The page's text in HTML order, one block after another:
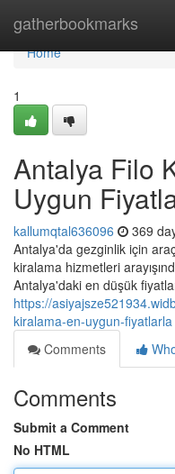
gatherbookmarks
Home
Home
1
Antalya Filo
Uygun
kallumqtal636096 369
Antalya'da gezginlik için
kiralama hizmetleri
Antalya'daki en düşük
https://
kiralama-en-uygun-fiyatlarla
Comments
Comments
Submit a Comment
No HTML